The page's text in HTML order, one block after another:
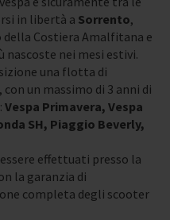
in libertà a Sorrento,
Costiera Amalfitana e
nascoste nei mesi estivi.
una flotta di
un massimo di 3 anni di
Vespa Primavera, Vespa
SH, Piaggio Beverly,
effettuati presso la
la garanzia di
completa degli scooter